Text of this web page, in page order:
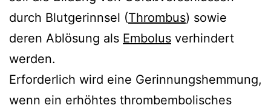
durch Blutgerinnsel (Thrombus) sowie
deren Ablösung als Embolus verhindert
werden.
Erforderlich wird eine Gerinnungshemmung,
wenn ein erhöhtes thrombembolisches